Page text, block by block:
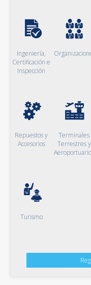
Ingeniería,
Certificación e
Inspección
Repuestos y
Accesorios
Terminales
Terrestres y
Turismo